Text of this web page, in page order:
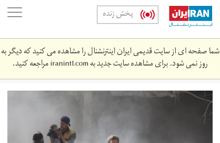
Skip
main
content
پخش زنده
شما صفحه ای از سایت قدیمی ایران اینترنشنال را مشاهده می کنید که دیگر به
روز نمی شود. برای مشاهده سایت جدید بهiranintl.comمراجعه کنید.
ghouta_bombing.jpg